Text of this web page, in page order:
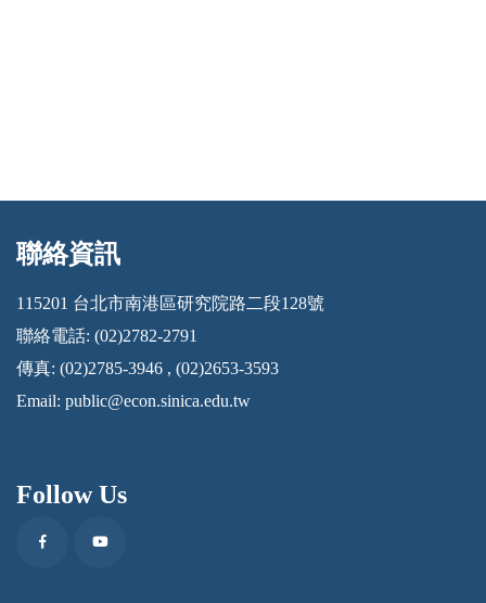
:::
聯絡資訊
115201 台北市南港區研究院路二段128號
聯絡電話: (02)2782-2791
傳真: (02)2785-3946 , (02)2653-3593
Email: public@econ.sinica.edu.tw
Follow Us
FacebookYoutube